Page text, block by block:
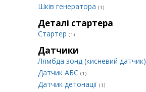
Шків генератора (1)
Деталі стартера
Стартер (1)
Датчики
Лямбда зонд (кисневий датчик)
Датчик АБС (1)
Датчик детонації (1)